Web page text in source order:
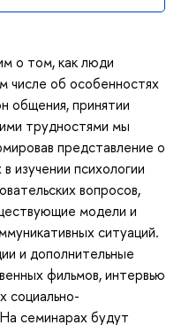
о том, как люди
числе об особенностях
общения, принятии
трудностями мы
представление о
изучении психологии
вопросов,
модели и
ситуаций.
и дополнительные
фильмов, интервью
социально-
семинарах будут